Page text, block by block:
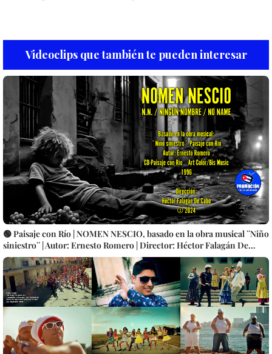
Videoclips que también te pueden interesar
🟢 Paisaje con Río | NOMEN NESCIO, basado en la obra musical ¨Niño
siniestro¨ | Autor: Ernesto Romero | Director: Héctor Falagán De
Cabo | Videoclip | Música Pop Rock Cubana | Artistas Cubanos |
Instrumental | CUBA